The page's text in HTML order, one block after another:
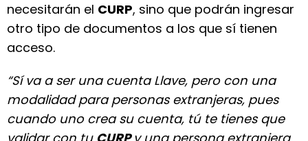
necesitarán el CURP, sino que podrán ingresar
otro tipo de documentos a los que sí tienen
acceso.
“Sí va a ser una cuenta Llave, pero con una
modalidad para personas extranjeras, pues
cuando uno crea su cuenta, tú te tienes que